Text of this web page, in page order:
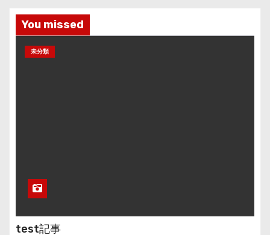
You missed
未分類
test記事